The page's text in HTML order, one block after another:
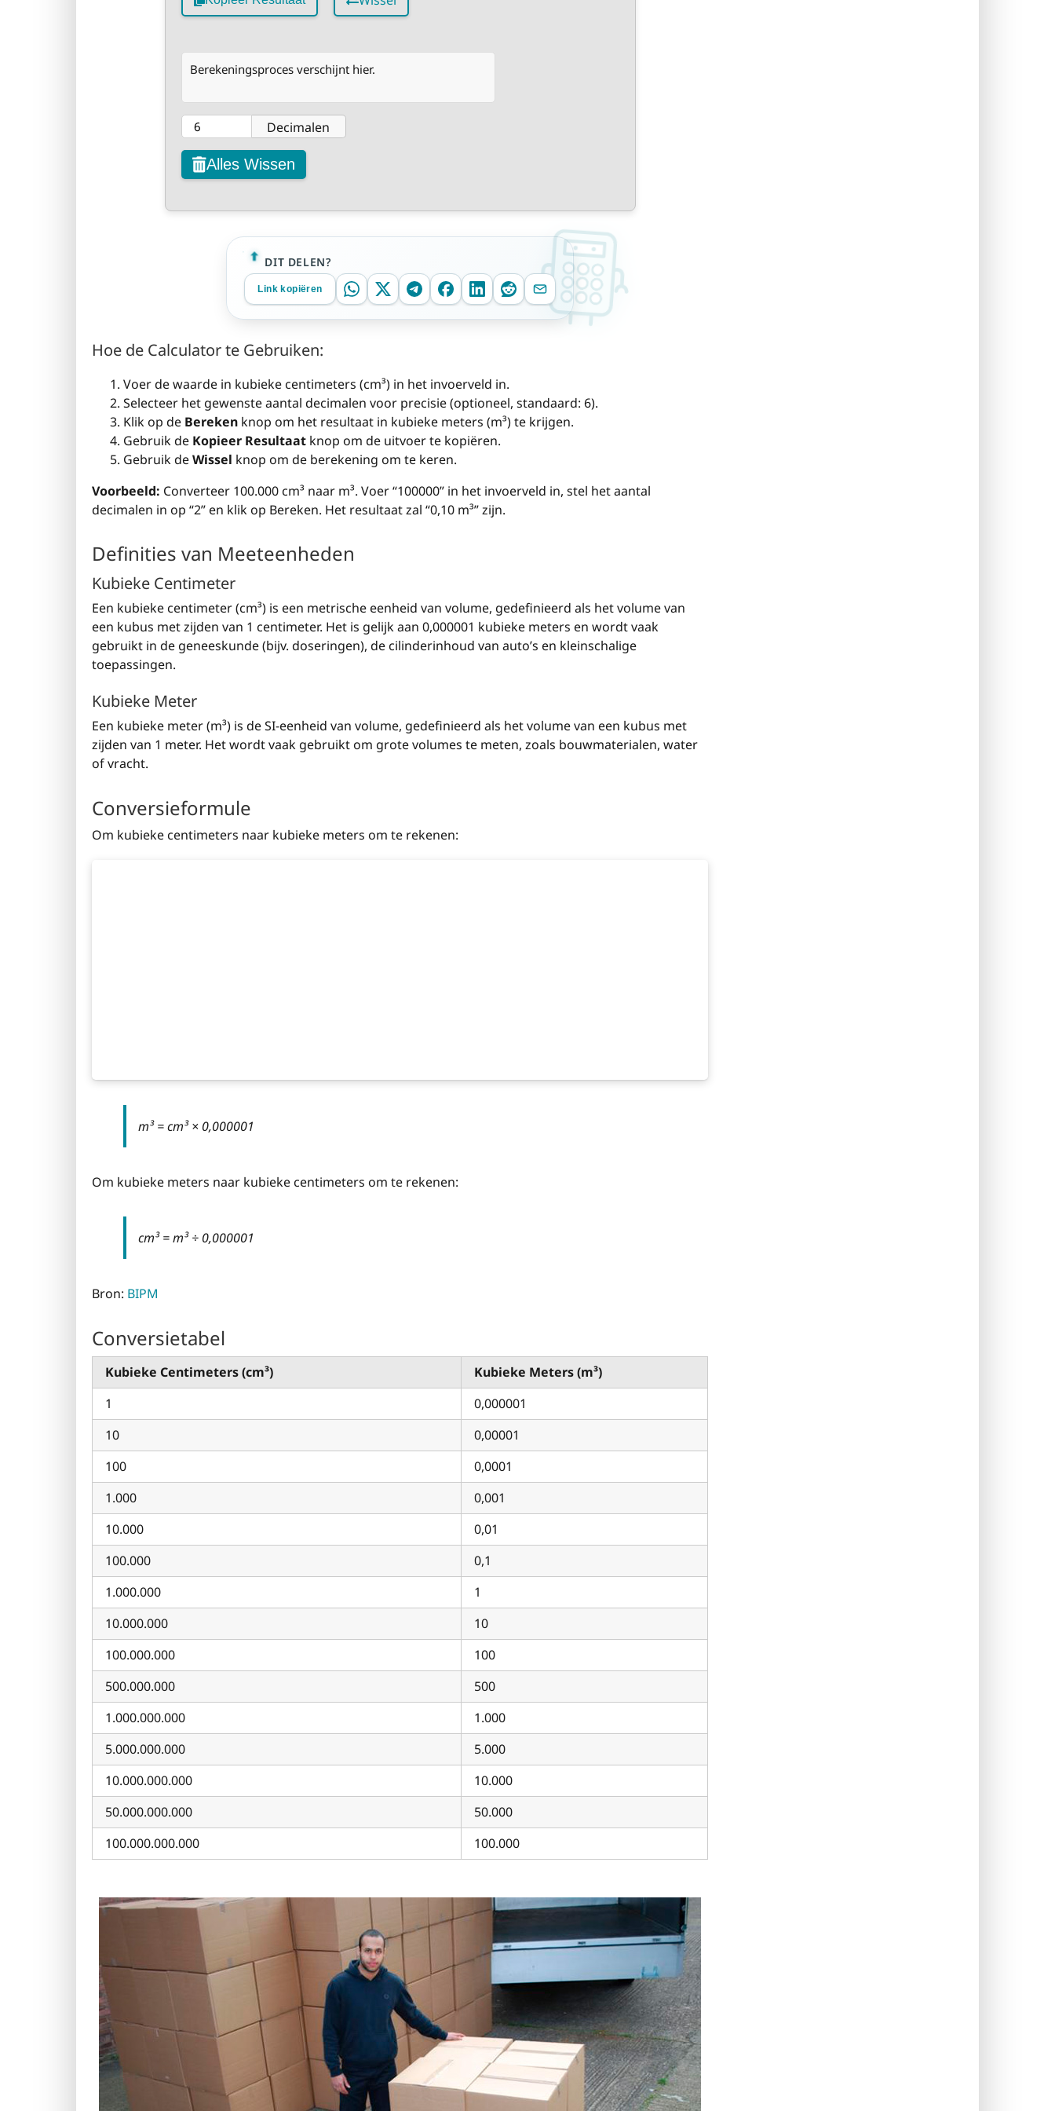
Berekeningsproces verschijnt hier.
Decimalen
Alles Wissen
DIT DELEN?
Link kopiëren
Hoe de Calculator te Gebruiken:
Voer de waarde in kubieke centimeters (cm³) in het invoerveld in.
Selecteer het gewenste aantal decimalen voor precisie (optioneel, standaard: 6).
Klik op de Bereken knop om het resultaat in kubieke meters (m³) te krijgen.
Gebruik de Kopieer Resultaat knop om de uitvoer te kopiëren.
Gebruik deWissel knop om de berekening om te keren.
Voorbeeld: Converteer 100.000 cm³ naar m³. Voer “100000” in het invoerveld in, stel het aantal
decimalen in op “2” en klik op Bereken. Het resultaat zal “0,10 m³” zijn.
Definities van Meeteenheden
Kubieke Centimeter
Een kubieke centimeter (cm³) is een metrische eenheid van volume, gedefinieerd als het volume van
een kubus met zijden van 1 centimeter. Het is gelijk aan 0,000001 kubieke meters en wordt vaak
gebruikt in de geneeskunde (bijv. doseringen), de cilinderinhoud van auto’s en kleinschalige
toepassingen.
Kubieke Meter
Een kubieke meter (m³) is de SI-eenheid van volume, gedefinieerd als het volume van een kubus met
zijden van 1 meter. Het wordt vaak gebruikt om grote volumes te meten, zoals bouwmaterialen, water
of vracht.
Conversieformule
Om kubieke centimeters naar kubieke meters om te rekenen:
m³ = cm³ × 0,000001
Om kubieke meters naar kubieke centimeters om te rekenen:
cm³ = m³ ÷ 0,000001
Bron: BIPM
Conversietabel
Kubieke Centimeters (cm³)
Kubieke Meters (m³)
1
0,000001
10
0,00001
100
0,0001
1.000
0,001
10.000
0,01
100.000
0,1
1.000.000
1
10.000.000
10
100.000.000
100
500.000.000
500
1.000.000.000
1.000
5.000.000.000
5.000
10.000.000.000
10.000
50.000.000.000
50.000
100.000.000.000
100.000